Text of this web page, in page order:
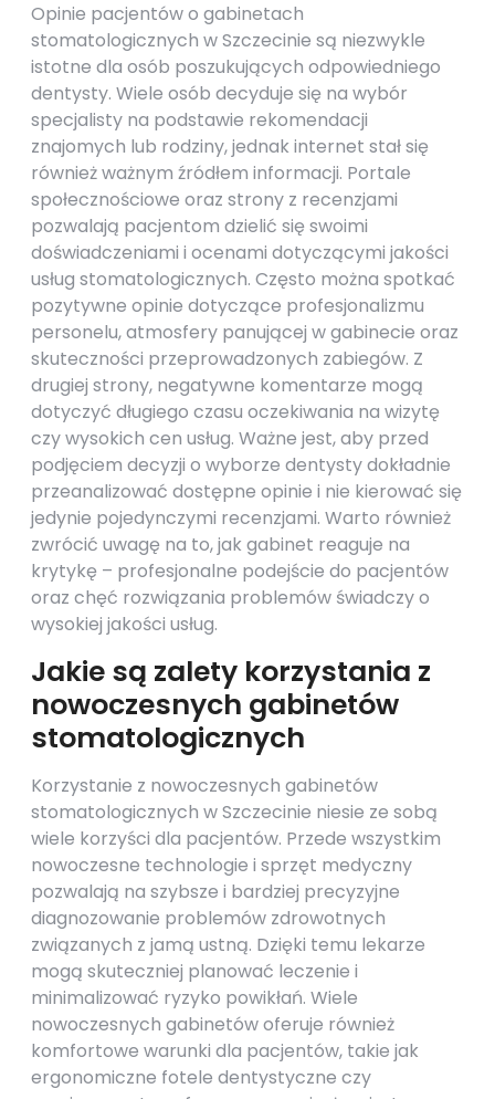
Opinie pacjentów o gabinetach
stomatologicznych w Szczecinie są niezwykle
istotne dla osób poszukujących odpowiedniego
dentysty. Wiele osób decyduje się na wybór
specjalisty na podstawie rekomendacji
znajomych lub rodziny, jednak internet stał się
również ważnym źródłem informacji. Portale
społecznościowe oraz strony z recenzjami
pozwalają pacjentom dzielić się swoimi
doświadczeniami i ocenami dotyczącymi jakości
usług stomatologicznych. Często można spotkać
pozytywne opinie dotyczące profesjonalizmu
personelu, atmosfery panującej w gabinecie oraz
skuteczności przeprowadzonych zabiegów. Z
drugiej strony, negatywne komentarze mogą
dotyczyć długiego czasu oczekiwania na wizytę
czy wysokich cen usług. Ważne jest, aby przed
podjęciem decyzji o wyborze dentysty dokładnie
przeanalizować dostępne opinie i nie kierować się
jedynie pojedynczymi recenzjami. Warto również
zwrócić uwagę na to, jak gabinet reaguje na
krytykę – profesjonalne podejście do pacjentów
oraz chęć rozwiązania problemów świadczy o
wysokiej jakości usług.
Jakie są zalety korzystania z
nowoczesnych gabinetów
stomatologicznych
Korzystanie z nowoczesnych gabinetów
stomatologicznych w Szczecinie niesie ze sobą
wiele korzyści dla pacjentów. Przede wszystkim
nowoczesne technologie i sprzęt medyczny
pozwalają na szybsze i bardziej precyzyjne
diagnozowanie problemów zdrowotnych
związanych z jamą ustną. Dzięki temu lekarze
mogą skuteczniej planować leczenie i
minimalizować ryzyko powikłań. Wiele
nowoczesnych gabinetów oferuje również
komfortowe warunki dla pacjentów, takie jak
ergonomiczne fotele dentystyczne czy